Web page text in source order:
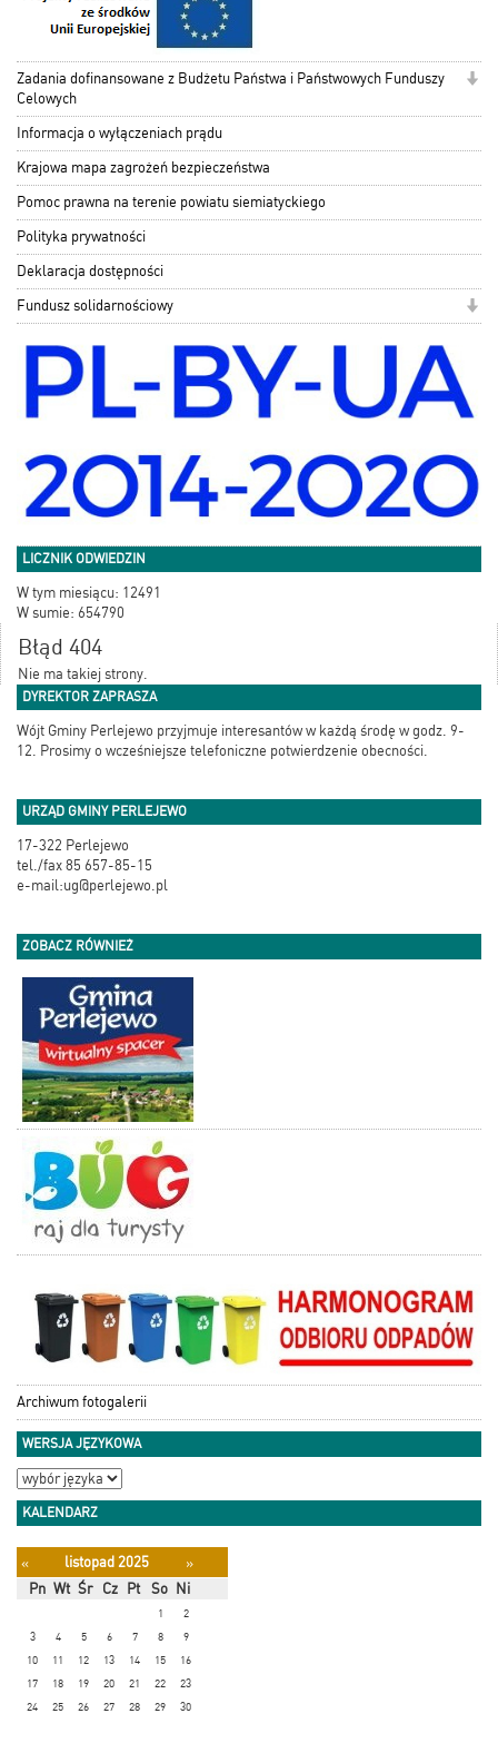
Zadania dofinansowane z Budżetu Państwa i Państwowych Funduszy
Celowych
Informacja o wyłączeniach prądu
Krajowa mapa zagrożeń bezpieczeństwa
Pomoc prawna na terenie powiatu siemiatyckiego
Polityka prywatności
Deklaracja dostępności
Fundusz solidarnościowy
LICZNIK ODWIEDZIN
W tym miesiącu: 12491
W sumie: 654790
Błąd 404
Nie ma takiej strony.
DYREKTOR ZAPRASZA
Wójt Gminy Perlejewo przyjmuje interesantów w każdą środę w godz. 9-
12. Prosimy o wcześniejsze telefoniczne potwierdzenie obecności.
URZĄD GMINY PERLEJEWO
17-322 Perlejewo
tel./fax 85 657-85-15
e-mail:ug@perlejewo.pl
ZOBACZ RÓWNIEŻ
Archiwum fotogalerii
WERSJA JĘZYKOWA
KALENDARZ
« listopad 2025
»
Pn Wt Śr Cz Pt So Ni
1
2
3
4 5 6 7 8
9
10
11 12 13 14 15
16
17
18 19 20 21 22
23
24
25 26 27 28 29 30